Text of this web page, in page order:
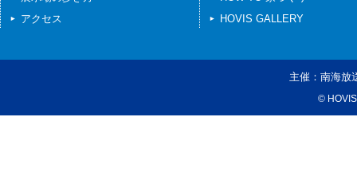
アクセス
HOVIS GALLERY
主催：南海放
©